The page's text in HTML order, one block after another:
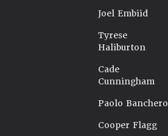
Joel Embiid
Tyrese
Haliburton
Cade
Cunningham
Paolo Banchero
Cooper Flagg